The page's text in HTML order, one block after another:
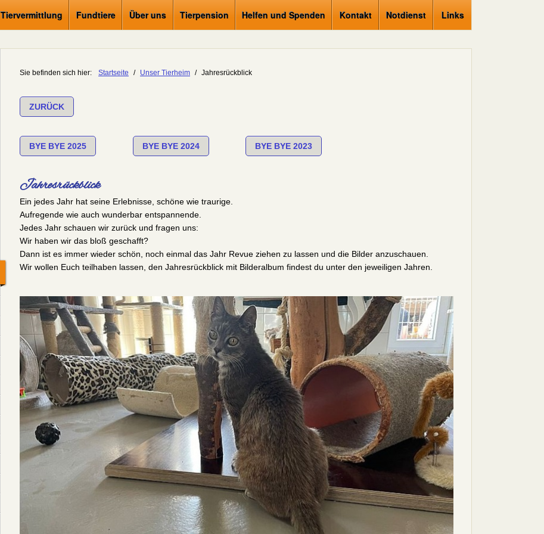
Tiervermittlung Fundtiere Über uns Tierpension Helfen und Spenden Kontakt Notdienst Links
Sie befinden sich hier: Startseite / Unser Tierheim / Jahresrückblick
ZURÜCK
BYE BYE 2025 BYE BYE 2024 BYE BYE 2023
Jahresrückblick
Ein jedes Jahr hat seine Erlebnisse, schöne wie traurige.
Aufregende wie auch wunderbar entspannende.
Jedes Jahr schauen wir zurück und fragen uns:
Wir haben wir das bloß geschafft?
Dann ist es immer wieder schön, noch einmal das Jahr Revue ziehen zu lassen und die Bilder anzuschauen.
Wir wollen Euch teilhaben lassen, den Jahresrückblick mit Bilderalbum findest du unter den jeweiligen Jahren.